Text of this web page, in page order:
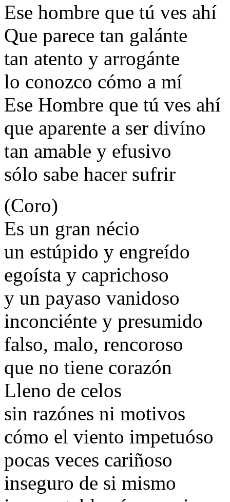
Ese hombre que tú ves ahí
Que parece tan galánte
tan atento y arrogánte
lo conozco cómo a mí
Ese Hombre que tú ves ahí
que aparente a ser divíno
tan amable y efusivo
sólo sabe hacer sufrir
(Coro)
Es un gran nécio
un estúpido y engreído
egoísta y caprichoso
y un payaso vanidoso
inconciénte y presumido
falso, malo, rencoroso
que no tiene corazón
Lleno de celos
sin razónes ni motivos
cómo el viento impetuóso
pocas veces cariñoso
inseguro de si mismo